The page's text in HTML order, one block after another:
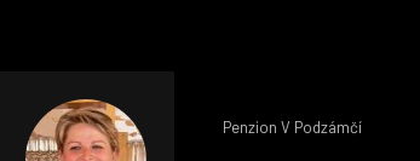
Penzion V Podzámčí